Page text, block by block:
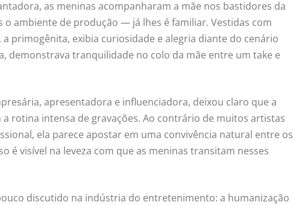
as meninas acompanharam a mãe nos bastidores da
ambiente de produção — já lhes é familiar. Vestidas com
primogênita, exibia curiosidade e alegria diante do cenário
demonstrava tranquilidade no colo da mãe entre um take e
apresentadora e influenciadora, deixou claro que a
rotina intensa de gravações. Ao contrário de muitos artistas
ela parece apostar em uma convivência natural entre os
visível na leveza com que as meninas transitam nesses
discutido na indústria do entretenimento: a humanização